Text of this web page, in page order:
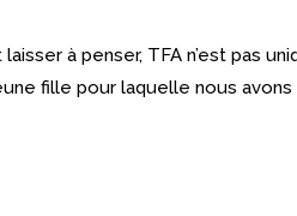
à penser, TFA n’est pas
fille pour laquelle nous avons